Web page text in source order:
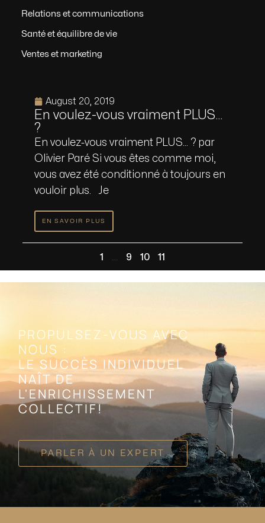
Relations et communications
Santé et équilibre de vie
Ventes et marketing
August 20, 2019
En voulez-vous vraiment PLUS…
?
En voulez-vous vraiment PLUS… ? par
Olivier Paré Si vous êtes comme moi,
vous avez été conditionné à toujours en
vouloir plus. Je
EN SAVOIR PLUS
1 9 10 11
PROPULSEZ-VOUS AVEC
NOUS :
LE SUCCÈS INDIVIDUEL
NAÎT DE
L'ENRICHISSEMENT
COLLECTIF!
PARLER À UN EXPERT